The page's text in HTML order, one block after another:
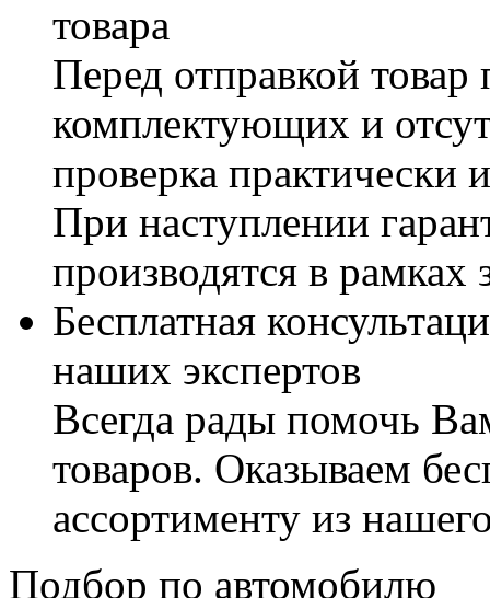
товара
Перед отправкой товар
комплектующих и
проверка практически
При наступлении
производятся в рамках
Бесплатная
наших экспертов
Всегда рады помочь
товаров. Оказываем
ассортименту из
Подбор по автомобилю